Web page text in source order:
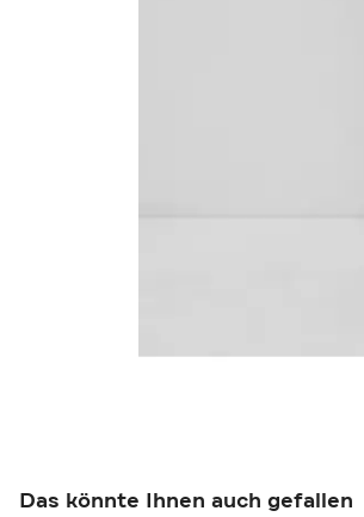
Das könnte Ihnen auch gefallen